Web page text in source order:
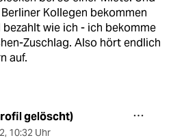
Kollegen bekommen
bezahlt wie ich - ich bekomme
Zuschlag. Also hört endlich
auf.
gelöscht)
, 10:32 Uhr